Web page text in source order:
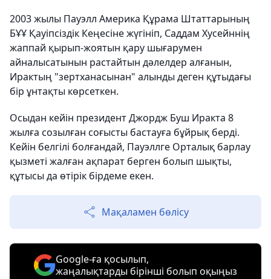
2003 жылы Пауэлл Америка Құрама Штаттарының
БҰҰ Қауіпсіздік Кеңесіне жүгініп, Саддам Хусейннің
жаппай қырып-жоятын қару шығарумен
айналысатынын растайтын дәлелдер алғанын,
Ирактың "зертханасынан" алынды деген құтыдағы
бір ұнтақты көрсеткен.
Осыдан кейін президент Джордж Буш Иракта 8
жылға созылған соғысты бастауға бұйрық берді.
Кейін белгілі болғандай, Пауэллге Орталық барлау
қызметі жалған ақпарат берген болып шықты,
құтысы да өтірік бірдеме екен.
Мақаламен бөлісу
Google-ға қосылып,
жаңалықтарды бірінші болып оқыңыз